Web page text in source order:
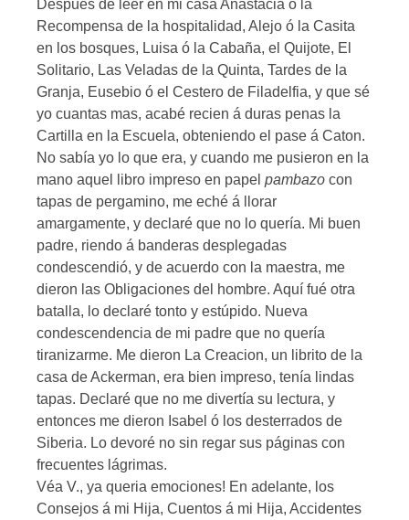
Despues de leer en mi casa Anastacia ó la
Recompensa de la hospitalidad, Alejo ó la Casita
en los bosques, Luisa ó la Cabaña, el Quijote, El
Solitario, Las Veladas de la Quinta, Tardes de la
Granja, Eusebio ó el Cestero de Filadelfia, y que sé
yo cuantas mas, acabé recien á duras penas la
Cartilla en la Escuela, obteniendo el pase á Caton.
No sabía yo lo que era, y cuando me pusieron en la
mano aquel libro impreso en papel pambazo con
tapas de pergamino, me eché á llorar
amargamente, y declaré que no lo quería. Mi buen
padre, riendo á banderas desplegadas
condescendió, y de acuerdo con la maestra, me
dieron las Obligaciones del hombre. Aquí fué otra
batalla, lo declaré tonto y estúpido. Nueva
condescendencia de mi padre que no quería
tiranizarme. Me dieron La Creacion, un librito de la
casa de Ackerman, era bien impreso, tenía lindas
tapas. Declaré que no me divertía su lectura, y
entonces me dieron Isabel ó los desterrados de
Siberia. Lo devoré no sin regar sus páginas con
frecuentes lágrimas.
Véa V., ya queria emociones! En adelante, los
Consejos á mi Hija, Cuentos á mi Hija, Accidentes